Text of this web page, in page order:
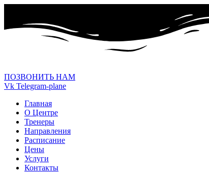
ПОЗВОНИТЬ НАМ
Vk Telegram-plane
Главная
О Центре
Тренеры
Направления
Расписание
Цены
Услуги
Контакты